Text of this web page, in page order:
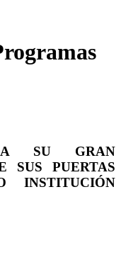
SU GRAN
SUS PUERTAS
INSTITUCIÓN